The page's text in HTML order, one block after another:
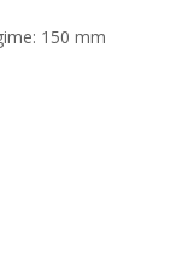
150 mm